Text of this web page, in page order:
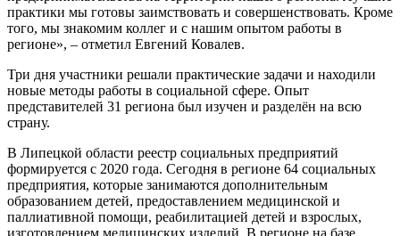
практики мы готовы заимствовать и совершенствовать. Кроме
того, мы знакомим коллег и с нашим опытом работы в
регионе», – отметил Евгений Ковалев.
Три дня участники решали практические задачи и находили
новые методы работы в социальной сфере. Опыт
представителей 31 региона был изучен и разделён на всю
страну.
В Липецкой области реестр социальных предприятий
формируется с 2020 года. Сегодня в регионе 64 социальных
предприятия, которые занимаются дополнительным
образованием детей, предоставлением медицинской и
паллиативной помощи, реабилитацией детей и взрослых,
изготовлением медицинских изделий. В регионе на базе